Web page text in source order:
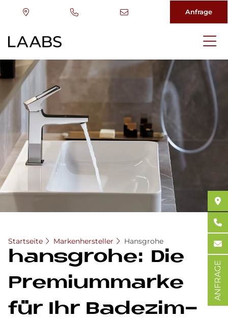
zum
Inhalt
Anfrage
Startseite Markenhersteller Hansgrohe
hans­gro­he: Die
Pre­mi­um­mar­ke
für Ihr Ba­de­zim­
ANFRAGE